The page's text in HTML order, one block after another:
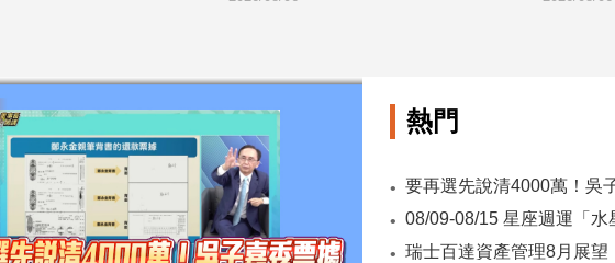
熱門